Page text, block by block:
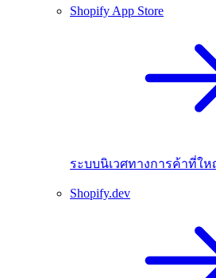
Shopify App Store
ระบบนิเวศทางการค้าที่ใ
Shopify.dev